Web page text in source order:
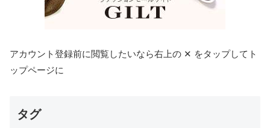
アカウント登録前に閲覧したいなら右上の ✕ をタップしてト
ップページに
タグ